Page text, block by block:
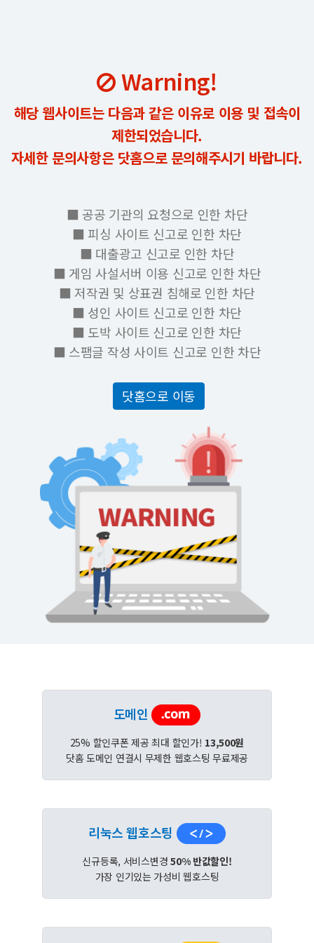
Warning!
해당 웹사이트는 다음과 같은 이유로 이용 및 접속이
제한되었습니다.
자세한 문의사항은 닷홈으로 문의해주시기 바랍니다.
■ 공공 기관의 요청으로 인한 차단
■ 피싱 사이트 신고로 인한 차단
■ 대출광고 신고로 인한 차단
■ 게임 사설서버 이용 신고로 인한 차단
■ 저작권 및 상표권 침해로 인한 차단
■ 성인 사이트 신고로 인한 차단
■ 도박 사이트 신고로 인한 차단
■ 스팸글 작성 사이트 신고로 인한 차단
닷홈으로 이동
도메인
25% 할인쿠폰 제공 최대 할인가! 13,500원
닷홈 도메인 연결시 무제한 웹호스팅 무료제공
리눅스 웹호스팅
신규등록, 서비스변경50% 반값할인!
가장 인기있는 가성비 웹호스팅